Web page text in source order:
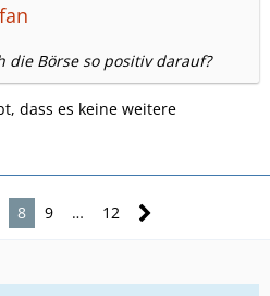
die Börse so positiv darauf?
dass es keine weitere
8 9 … 12